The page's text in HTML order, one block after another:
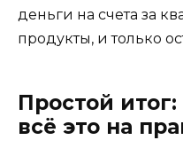
деньги на счета за
продукты, и только
Простой
всё это на